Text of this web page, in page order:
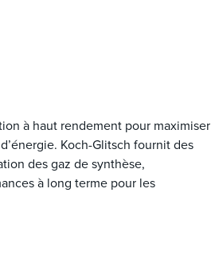
à haut rendement pour maximiser
Koch-Glitsch fournit des
des gaz de synthèse,
à long terme pour les